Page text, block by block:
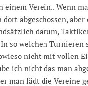
einem Verein.. Wenn
dort abgeschossen, aber
darum,
so welchen Turnieren
nicht mit vollen
ich nicht das man
man lädt die Vereine